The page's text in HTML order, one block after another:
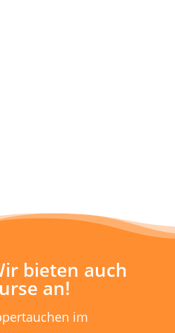
bieten auch
an!
im